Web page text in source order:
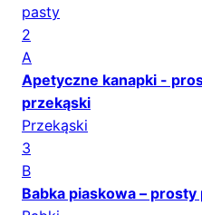
pasty
2
A
Apetyczne kanapki -
przekąski
Przekąski
3
B
Babka piaskowa –